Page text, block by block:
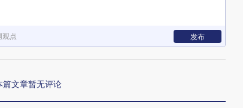
观点 发布
篇文章暂无评论